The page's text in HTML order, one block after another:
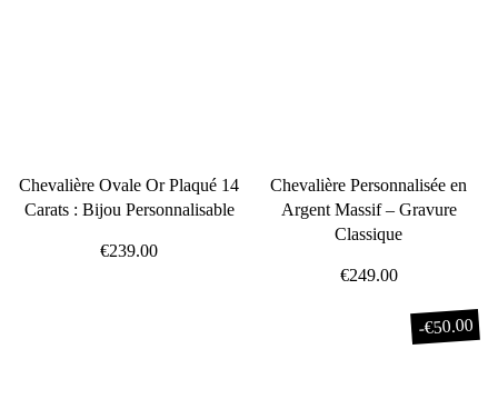
Chevalière Ovale Or Plaqué 14
Carats : Bijou Personnalisable
€239.00
Chevalière Personnalisée en
Argent Massif – Gravure
Classique
€249.00
-€50.00